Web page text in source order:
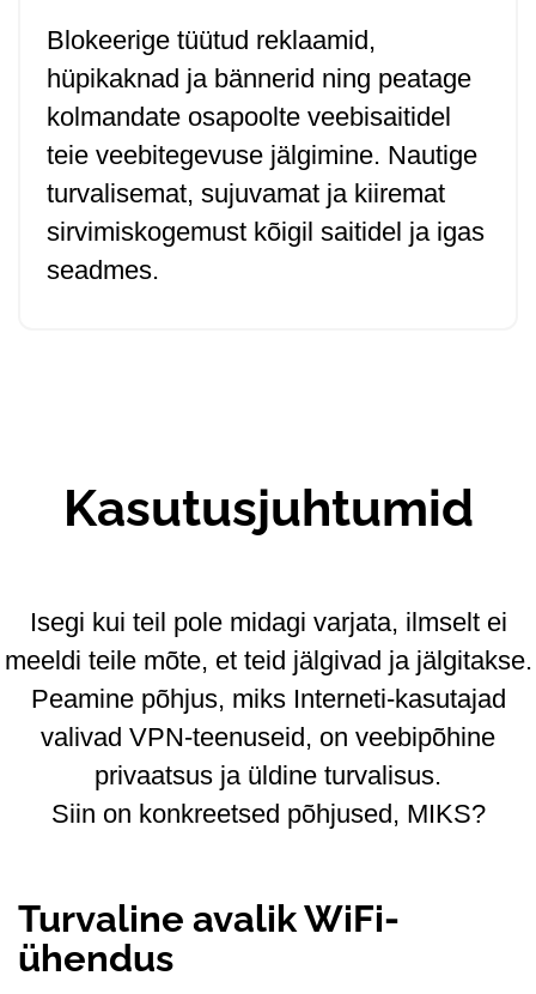
Blokeerige tüütud reklaamid,
hüpikaknad ja bännerid ning peatage
kolmandate osapoolte veebisaitidel
teie veebitegevuse jälgimine. Nautige
turvalisemat, sujuvamat ja kiiremat
sirvimiskogemust kõigil saitidel ja igas
seadmes.
Kasutusjuhtumid
Isegi kui teil pole midagi varjata, ilmselt ei
meeldi teile mõte, et teid jälgivad ja jälgitakse.
Peamine põhjus, miks Interneti-kasutajad
valivad VPN-teenuseid, on veebipõhine
privaatsus ja üldine turvalisus.
Siin on konkreetsed põhjused, MIKS?
Turvaline avalik WiFi-
ühendus